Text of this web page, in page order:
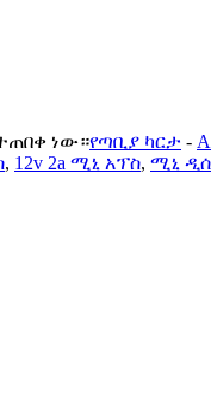
ነው።የጣቢያ ካርታ -
, 12v 2a ሚኒ አፕስ, ሚኒ